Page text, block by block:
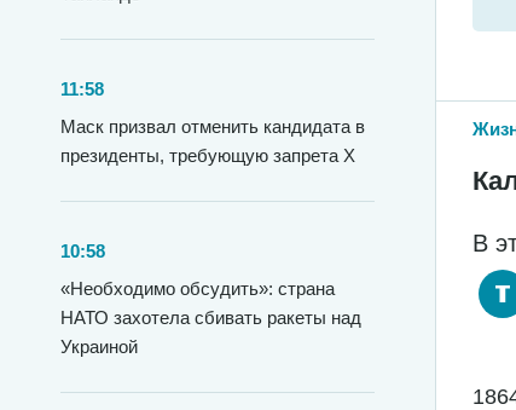
11:58
Маск призвал отменить кандидата в
президенты, требующую запрета X
10:58
«Необходимо обсудить»: страна
НАТО захотела сбивать ракеты над
Украиной
В